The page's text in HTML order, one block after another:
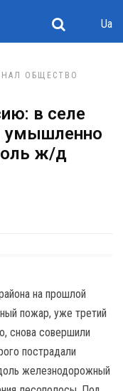
Ua
ОБЩЕСТВО
в селе
умышленно
ж/д
на прошлой
пожар, уже третий
снова совершили
пострадали
железнодорожный